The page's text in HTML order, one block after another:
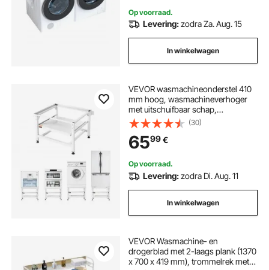
Op voorraad.
Levering:zodra Za. Aug. 15
In winkelwagen
VEVOR wasmachineonderstel 410
mm hoog, wasmachineverhoger
met uitschuifbaar schap,
draagvermogen van 318 kg,
antislipvoetjes, stalen
drogeronderstel, sokkel, universeel
compatibel, wit
(30)
6599€
Op voorraad.
Levering:zodra Di. Aug. 11
In winkelwagen
VEVOR Wasmachine- en
drogerblad met 2-laags plank (1370
x 700 x 419 mm), trommelrek met